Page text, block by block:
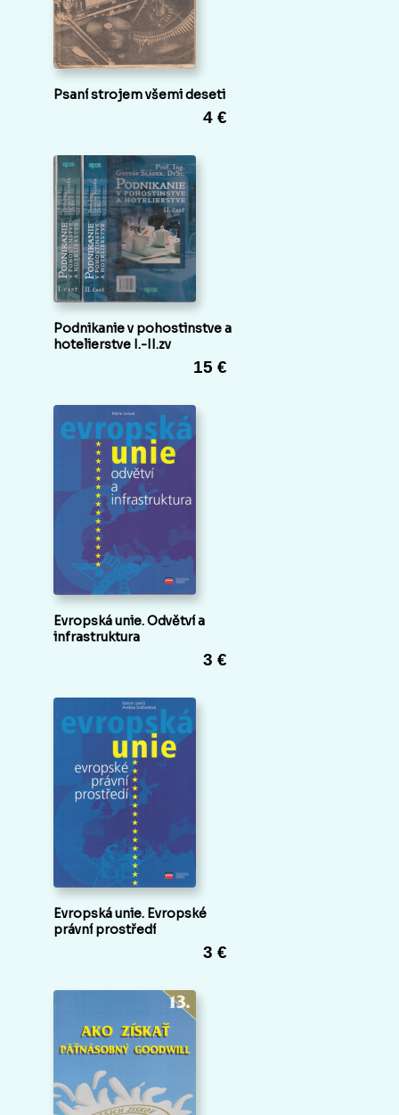
Psaní strojem všemi deseti
4 €
Podnikanie v pohostinstve a
hotelierstve I.-II.zv
15 €
Evropská unie. Odvětví a
infrastruktura
3 €
Evropská unie. Evropské
právní prostředí
3 €